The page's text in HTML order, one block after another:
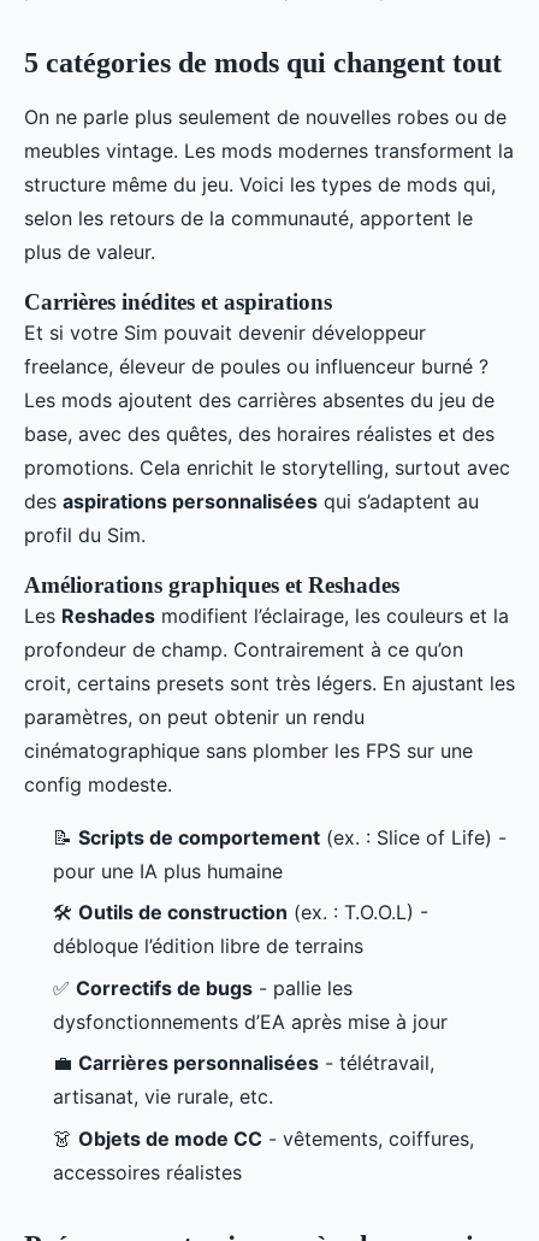
5 catégories de mods qui changent tout
On ne parle plus seulement de nouvelles robes ou de
meubles vintage. Les mods modernes transforment la
structure même du jeu. Voici les types de mods qui,
selon les retours de la communauté, apportent le
plus de valeur.
Carrières inédites et aspirations
Et si votre Sim pouvait devenir développeur
freelance, éleveur de poules ou influenceur burné ?
Les mods ajoutent des carrières absentes du jeu de
base, avec des quêtes, des horaires réalistes et des
promotions. Cela enrichit le storytelling, surtout avec
des aspirations personnalisées qui s’adaptent au
profil du Sim.
Améliorations graphiques et Reshades
Les Reshades modifient l’éclairage, les couleurs et la
profondeur de champ. Contrairement à ce qu’on
croit, certains presets sont très légers. En ajustant les
paramètres, on peut obtenir un rendu
cinématographique sans plomber les FPS sur une
config modeste.
📝 Scripts de comportement (ex. : Slice of Life) -
pour une IA plus humaine
🛠️ Outils de construction (ex. : T.O.O.L) -
débloque l’édition libre de terrains
✅ Correctifs de bugs - pallie les
dysfonctionnements d’EA après mise à jour
💼 Carrières personnalisées - télétravail,
artisanat, vie rurale, etc.
👗 Objets de mode CC - vêtements, coiffures,
accessoires réalistes